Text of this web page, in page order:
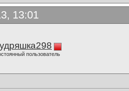
13:01
пользователь